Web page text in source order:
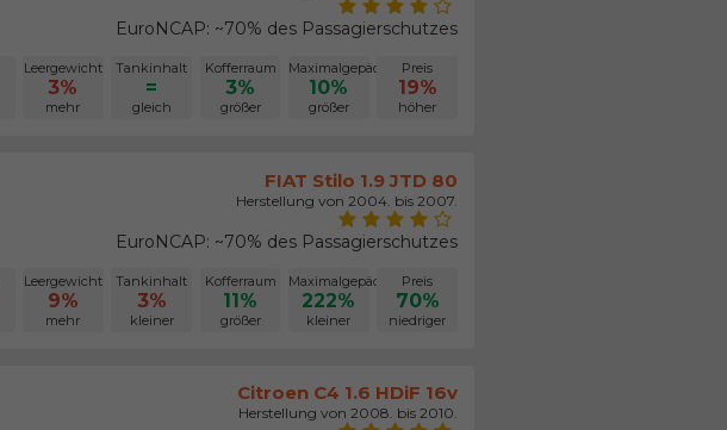
EuroNCAP: ~70% des Passagierschutzes
Leergewicht
3%
mehr
Tankinhalt
=
gleich
Kofferraum
3%
größer
Maximalgepäck
10%
größer
Preis
19%
höher
FIAT Stilo 1.9 JTD 80
Herstellung von 2004. bis 2007.
EuroNCAP: ~70% des Passagierschutzes
Leergewicht
9%
mehr
Tankinhalt
3%
kleiner
Kofferraum
11%
größer
Maximalgepäck
222%
kleiner
Preis
70%
niedriger
Citroen C4 1.6 HDiF 16v
Herstellung von 2008. bis 2010.